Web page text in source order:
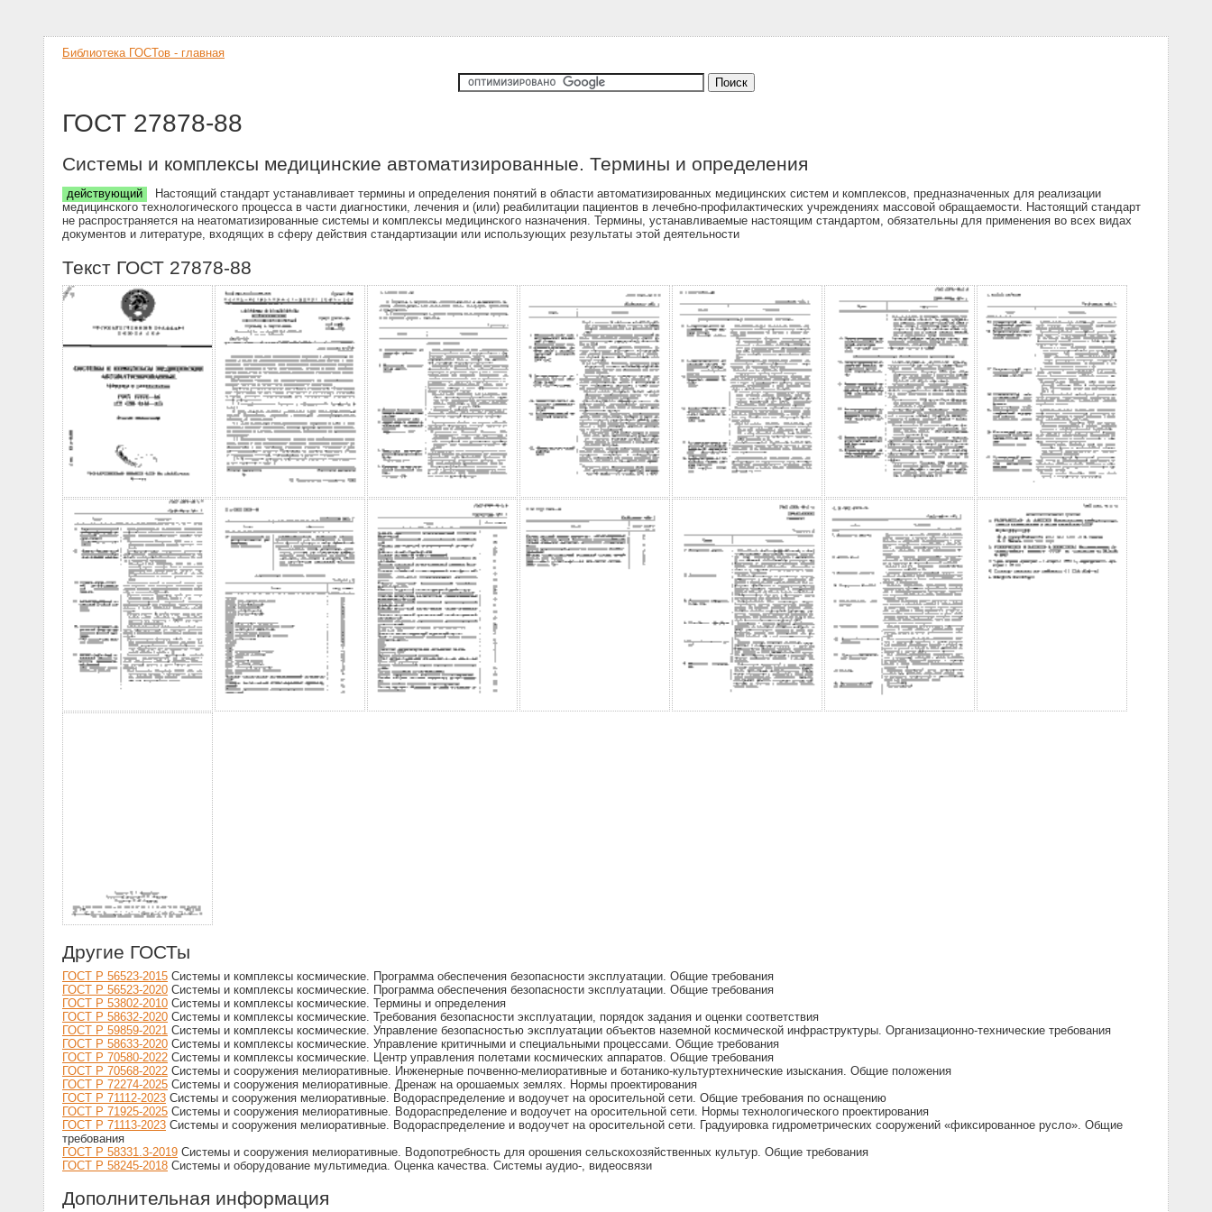
Библиотека ГОСТов - главная
ГОСТ 27878-88
Системы и комплексы медицинские автоматизированные. Термины и определения
действующий
Настоящий стандарт устанавливает термины и определения понятий в области автоматизированных медицинских систем и комплексов, предназначенных для реализации
медицинского технологического процесса в части диагностики, лечения и (или) реабилитации пациентов в лечебно-профилактических учреждениях массовой обращаемости. Настоящий стандарт
не распространяется на неатоматизированные системы и комплексы медицинского назначения. Термины, устанавливаемые настоящим стандартом, обязательны для применения во всех видах
документов и литературе, входящих в сферу действия стандартизации или использующих результаты этой деятельности
Текст ГОСТ 27878-88
Другие ГОСТы
ГОСТ Р 56523-2015 Системы и комплексы космические. Программа обеспечения безопасности эксплуатации. Общие требования
ГОСТ Р 56523-2020 Системы и комплексы космические. Программа обеспечения безопасности эксплуатации. Общие требования
ГОСТ Р 53802-2010 Системы и комплексы космические. Термины и определения
ГОСТ Р 58632-2020 Системы и комплексы космические. Требования безопасности эксплуатации, порядок задания и оценки соответствия
ГОСТ Р 59859-2021 Системы и комплексы космические. Управление безопасностью эксплуатации объектов наземной космической инфраструктуры. Организационно-технические требования
ГОСТ Р 58633-2020 Системы и комплексы космические. Управление критичными и специальными процессами. Общие требования
ГОСТ Р 70580-2022 Системы и комплексы космические. Центр управления полетами космических аппаратов. Общие требования
ГОСТ Р 70568-2022 Системы и сооружения мелиоративные. Инженерные почвенно-мелиоративные и ботанико-культуртехнические изыскания. Общие положения
ГОСТ Р 72274-2025 Системы и сооружения мелиоративные. Дренаж на орошаемых землях. Нормы проектирования
ГОСТ Р 71112-2023 Системы и сооружения мелиоративные. Водораспределение и водоучет на оросительной сети. Общие требования по оснащению
ГОСТ Р 71925-2025 Системы и сооружения мелиоративные. Водораспределение и водоучет на оросительной сети. Нормы технологического проектирования
ГОСТ Р 71113-2023 Системы и сооружения мелиоративные. Водораспределение и водоучет на оросительной сети. Градуировка гидрометрических сооружений «фиксированное русло». Общие
требования
ГОСТ Р 58331.3-2019 Системы и сооружения мелиоративные. Водопотребность для орошения сельскохозяйственных культур. Общие требования
ГОСТ Р 58245-2018 Системы и оборудование мультимедиа. Оценка качества. Системы аудио-, видеосвязи
Дополнительная информация